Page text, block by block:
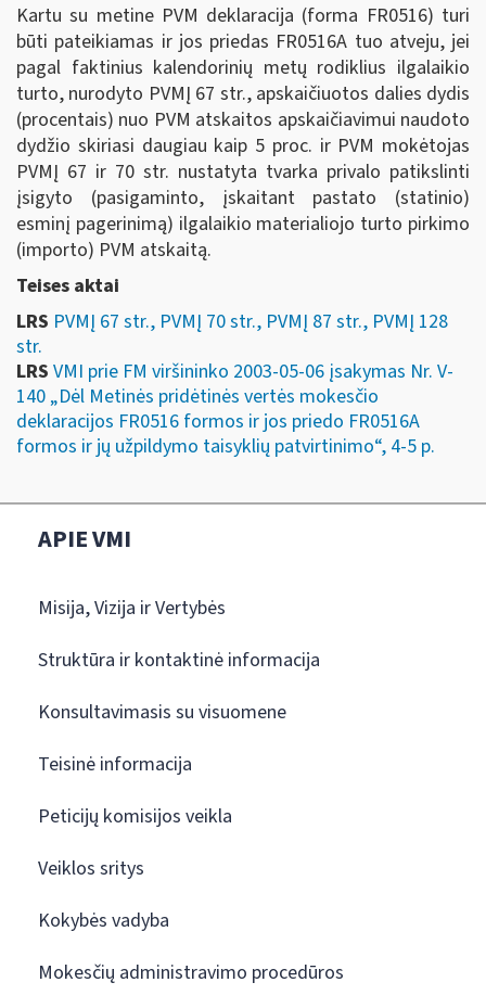
Kartu su metine PVM deklaracija (forma FR0516) turi
būti pateikiamas ir jos priedas FR0516A tuo atveju, jei
pagal faktinius kalendorinių metų rodiklius ilgalaikio
turto, nurodyto PVMĮ 67 str., apskaičiuotos dalies dydis
(procentais) nuo PVM atskaitos apskaičiavimui naudoto
dydžio skiriasi daugiau kaip 5 proc. ir PVM mokėtojas
PVMĮ 67 ir 70 str. nustatyta tvarka privalo patikslinti
įsigyto (pasigaminto, įskaitant pastato (statinio)
esminį pagerinimą) ilgalaikio materialiojo turto pirkimo
(importo) PVM atskaitą.
Teises aktai
LRS PVMĮ 67 str., PVMĮ 70 str., PVMĮ 87 str., PVMĮ 128
str.
LRS VMI prie FM viršininko 2003-05-06 įsakymas Nr. V-
140 „Dėl Metinės pridėtinės vertės mokesčio
deklaracijos FR0516 formos ir jos priedo FR0516A
formos ir jų užpildymo taisyklių patvirtinimo“, 4-5 p.
APIE VMI
Misija, Vizija ir Vertybės
Struktūra ir kontaktinė informacija
Konsultavimasis su visuomene
Teisinė informacija
Peticijų komisijos veikla
Veiklos sritys
Kokybės vadyba
Mokesčių administravimo procedūros